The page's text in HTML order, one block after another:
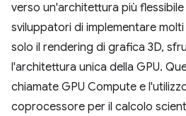
verso un'architettura più
sviluppatori di implementare
solo il rendering di grafica 3D,
l'architettura unica della GPU.
chiamate GPU Compute e
coprocessore per il calcolo